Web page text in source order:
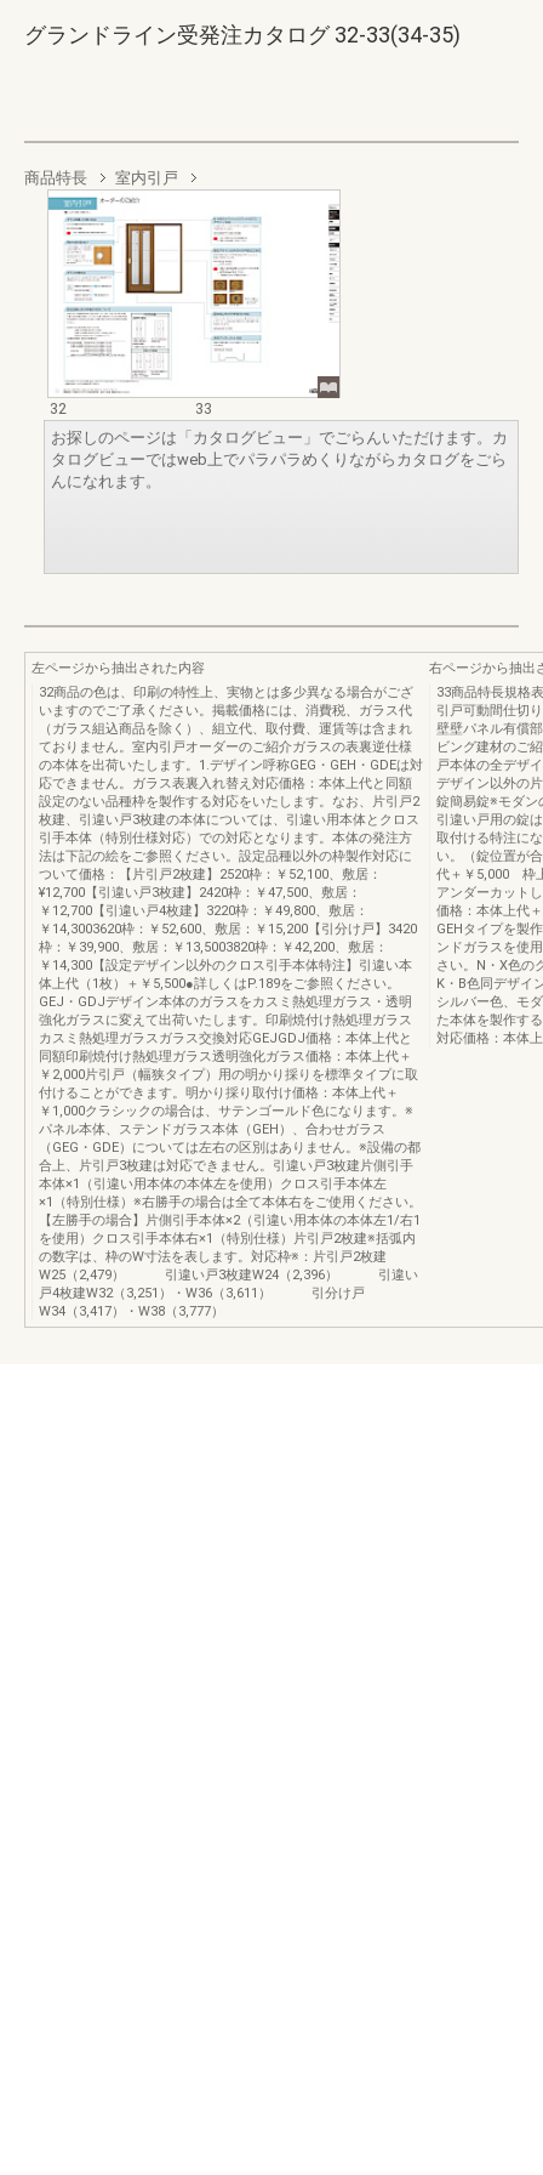
グランドライン受発注カタログ 32-33(34-35)
商品特長 室内引戸
32
33
お探しのページは「カタログビュー」でごらんいただけます。カ
タログビューではweb上でパラパラめくりながらカタログをごら
んになれます。
左ページから抽出された内容
32商品の色は、印刷の特性上、実物とは多少異なる場合がござ
いますのでご了承ください。掲載価格には、消費税、ガラス代
（ガラス組込商品を除く）、組立代、取付費、運賃等は含まれ
ておりません。室内引戸オーダーのご紹介ガラスの表裏逆仕様
の本体を出荷いたします。1.デザイン呼称GEG・GEH・GDEは対
応できません。ガラス表裏入れ替え対応価格：本体上代と同額
設定のない品種枠を製作する対応をいたします。なお、片引戸2
枚建、引違い戸3枚建の本体については、引違い用本体とクロス
引手本体（特別仕様対応）での対応となります。本体の発注方
法は下記の絵をご参照ください。設定品種以外の枠製作対応に
ついて価格：【片引戸2枚建】2520枠：￥52,100、敷居：
¥12,700【引違い戸3枚建】2420枠：￥47,500、敷居：
￥12,700【引違い戸4枚建】3220枠：￥49,800、敷居：
￥14,3003620枠：￥52,600、敷居：￥15,200【引分け戸】3420
枠：￥39,900、敷居：￥13,5003820枠：￥42,200、敷居：
￥14,300【設定デザイン以外のクロス引手本体特注】引違い本
体上代（1枚）＋￥5,500●詳しくはP.189をご参照ください。
GEJ・GDJデザイン本体のガラスをカスミ熱処理ガラス・透明
強化ガラスに変えて出荷いたします。印刷焼付け熱処理ガラス
カスミ熱処理ガラスガラス交換対応GEJGDJ価格：本体上代と
同額印刷焼付け熱処理ガラス透明強化ガラス価格：本体上代＋
￥2,000片引戸（幅狭タイプ）用の明かり採りを標準タイプに取
付けることができます。明かり採り取付け価格：本体上代＋
￥1,000クラシックの場合は、サテンゴールド色になります。※
パネル本体、ステンドガラス本体（GEH）、合わせガラス
（GEG・GDE）については左右の区別はありません。※設備の都
合上、片引戸3枚建は対応できません。引違い戸3枚建片側引手
本体×1（引違い用本体の本体左を使用）クロス引手本体左
×1（特別仕様）※右勝手の場合は全て本体右をご使用ください。
【左勝手の場合】片側引手本体×2（引違い用本体の本体左1/右1
を使用）クロス引手本体右×1（特別仕様）片引戸2枚建※括弧内
の数字は、枠のW寸法を表します。対応枠※：片引戸2枚建
W25（2,479） 引違い戸3枚建W24（2,396） 引違い
戸4枚建W32（3,251）・W36（3,611） 引分け戸
W34（3,417）・W38（3,777）
右ページから抽出
33商品特長規格
引戸可動間仕切
壁壁パネル有償
ビング建材のご
戸本体の全デザ
デザイン以外の
錠簡易錠※モダン
引違い戸用の錠
取付ける特注に
い。（錠位置が
代＋￥5,000 枠
アンダーカット
価格：本体上代
GEHタイプを製
ンドガラスを使
さい。N・X色の
K・B色同デザイ
シルバー色、モ
た本体を製作す
対応価格：本体